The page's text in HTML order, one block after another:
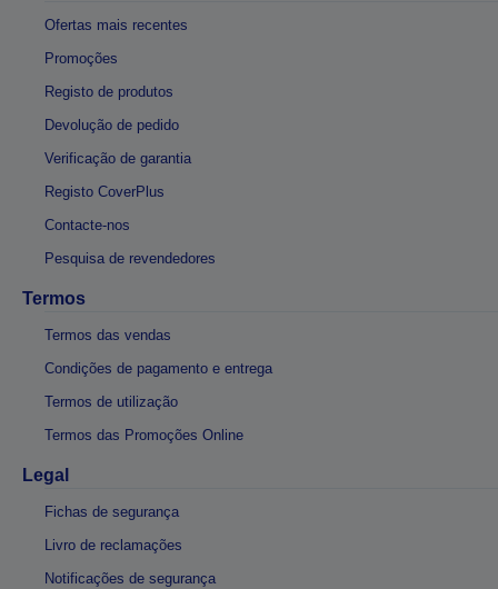
Ofertas mais recentes
Promoções
Registo de produtos
Devolução de pedido
Verificação de garantia
Registo CoverPlus
Contacte-nos
Pesquisa de revendedores
Termos
Termos das vendas
Condições de pagamento e entrega
Termos de utilização
Termos das Promoções Online
Legal
Fichas de segurança
Livro de reclamações
Notificações de segurança